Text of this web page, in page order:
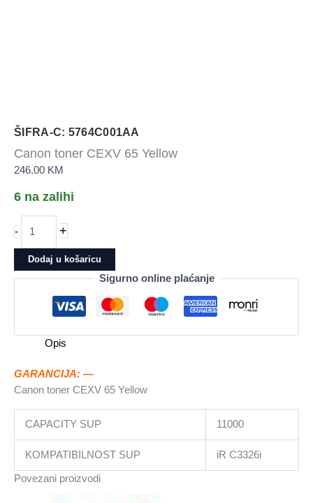
ŠIFRA-C: 5764C001AA
Canon toner CEXV 65 Yellow
246.00 KM
6 na zalihi
-
toner
CEXV
65
+
Dodaj u košaricu
Sigurno online plaćanje
Opis
GARANCIJA: —
Canon toner CEXV 65 Yellow
CAPACITY SUP 11000
KOMPATIBILNOST SUP iR C3326i
Povezani proizvodi